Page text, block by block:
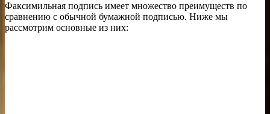
Факсимильная подпись имеет множество преимуществ по
сравнению с обычной бумажной подписью. Ниже мы
рассмотрим основные из них: